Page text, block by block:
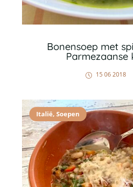
Bonensoep met
Parmezaanse
15 06 2018
Italië, Soepen